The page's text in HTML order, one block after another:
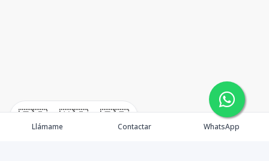
🇪🇸 🇺🇸 🇫🇷
Llámame Contactar WhatsApp